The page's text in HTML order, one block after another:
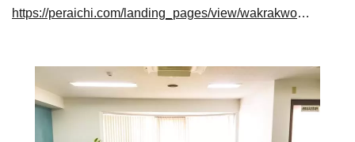
https://peraichi.com/landing_pages/view/wakrakworking